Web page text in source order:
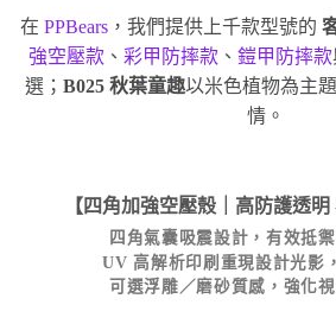
在 PPBears ，我們提供上千款型號的
強空壓款 、 彩甲防摔款 、 鎧甲防摔款
選； B025 秋葉童趣以米色植物為主
情。
【四角加強空壓殼｜高防護透明
四角氣囊吸震設計，有效抵
UV 高解析印刷重現設計光影
可選浮雕／磨砂質感，強化